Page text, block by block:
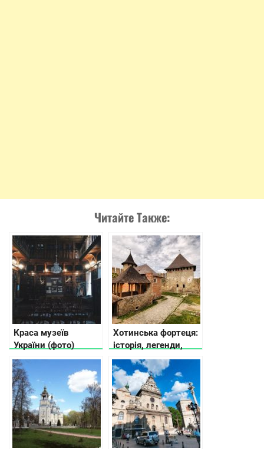
Читайте Также:
Краса музеїв
України (фото)
Хотинська фортеця:
історія, легенди,
факти